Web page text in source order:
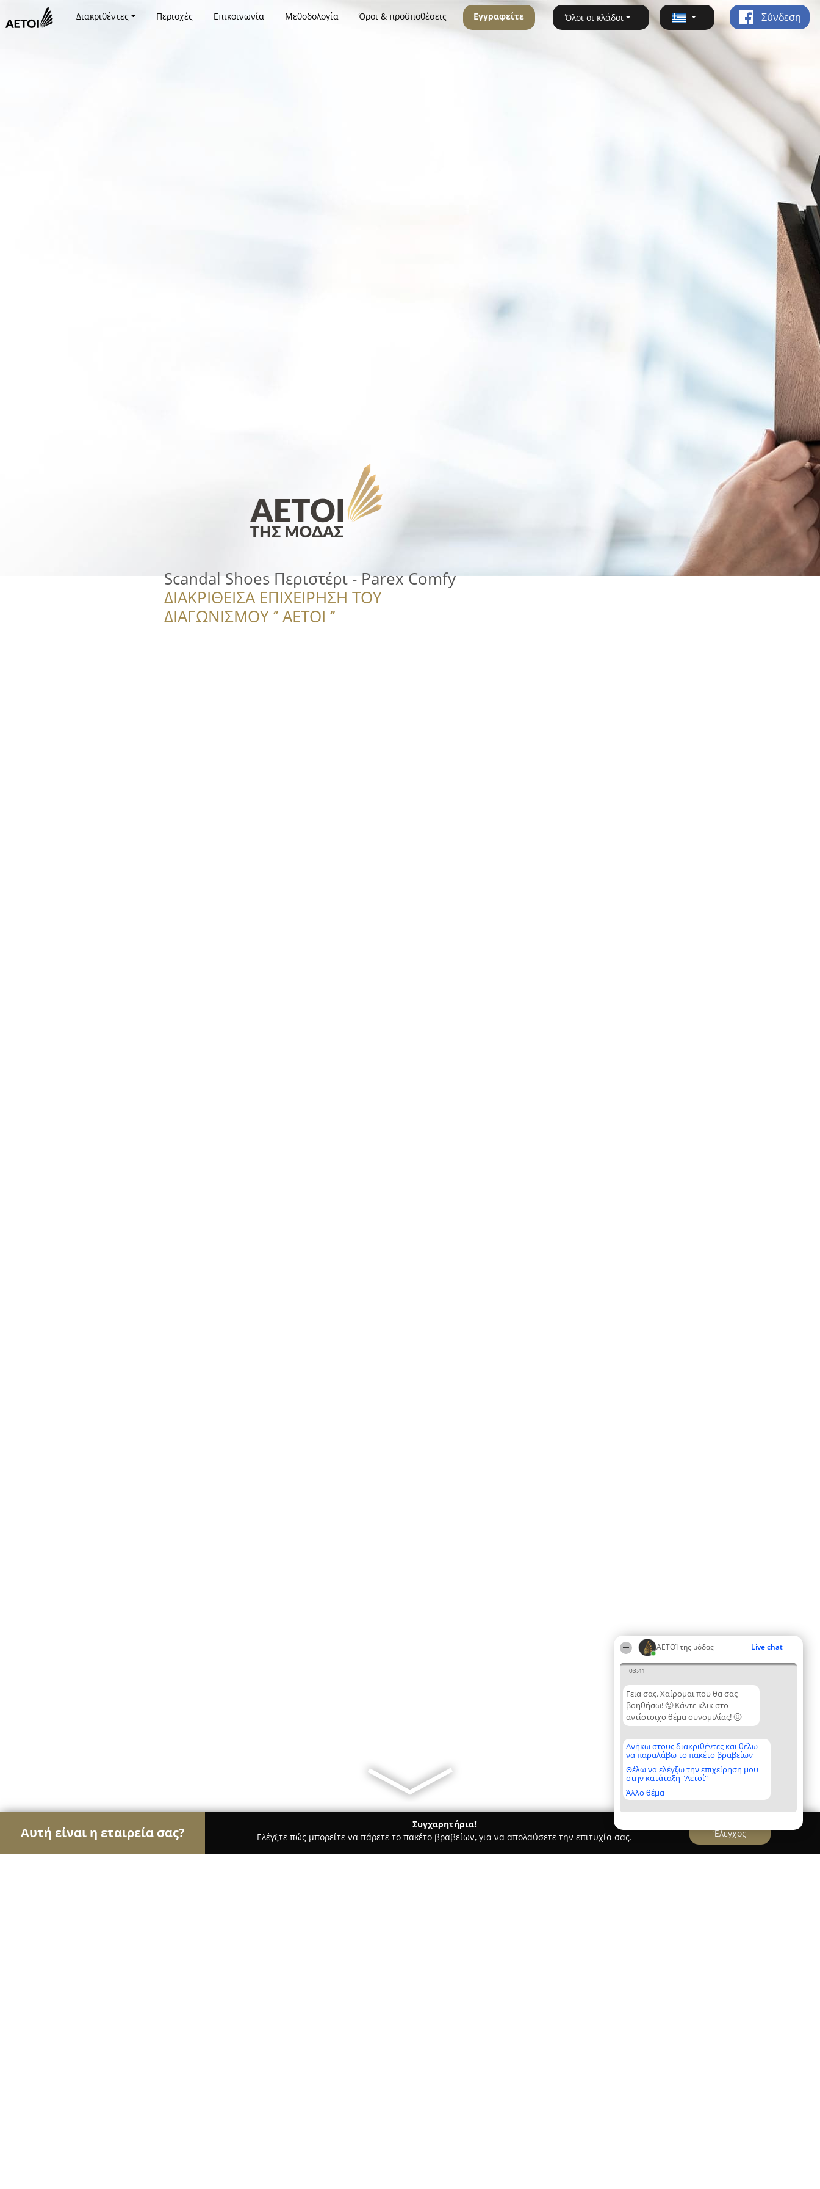
ΑΕΤΟΊ της μόδας Live chat
03:41
Γεια σας. Χαίρομαι που θα σας
βοηθήσω! 🙂 Κάντε κλικ στο
αντίστοιχο θέμα συνομιλίας! 🙂
Ανήκω στους διακριθέντες και θέλω
να παραλάβω το πακέτο βραβείων
Θέλω να ελέγξω την επιχείρηση μου
στην κατάταξη "Αετοί"
Άλλο θέμα
Διακριθέντες Περιοχές Επικοινωνία Μεθοδολογία Όροι & προϋποθέσεις Εγγραφείτε Όλοι οι κλάδοι Σύνδεση
Scandal Shoes Περιστέρι - Parex Comfy
ΔΙΑΚΡΙΘΕΙΣΑ ΕΠΙΧΕΙΡΗΣΗ ΤΟΥ
ΔΙΑΓΩΝΙΣΜΟΥ ‘’ ΑΕΤΟΙ ‘’
Αυτή είναι η εταιρεία σας?
Συγχαρητήρια!
Ελέγξτε πώς μπορείτε να πάρετε το πακέτο βραβείων, για να απολαύσετε την επιτυχία σας.
Έλεγχος